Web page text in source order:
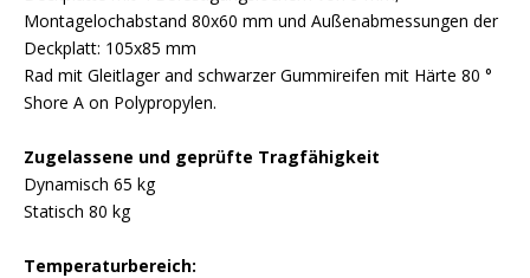
Montagelochabstand 80x60 mm und Außenabmessungen der
Deckplatt: 105x85 mm
Rad mit Gleitlager and schwarzer Gummireifen mit Härte 80 °
Shore A on Polypropylen.
Zugelassene und geprüfte Tragfähigkeit
Dynamisch 65 kg
Statisch 80 kg
Temperaturbereich: